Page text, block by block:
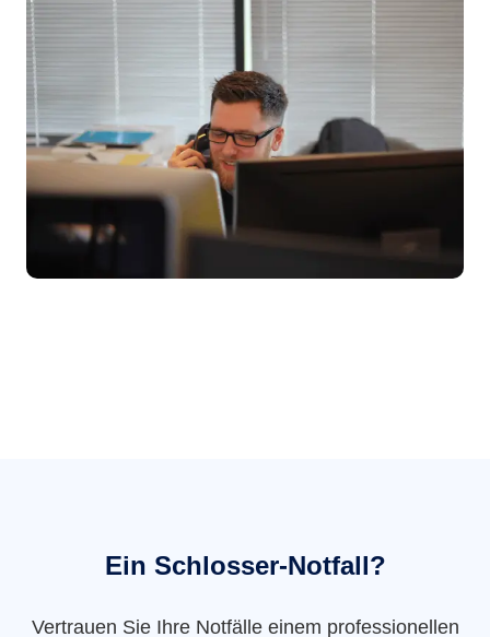
Ein Schlosser-Notfall?
Vertrauen Sie Ihre Notfälle einem professionellen